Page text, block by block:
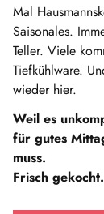
Mal
Saisonales.
Teller. Viele
Tiefkühlware.
wieder hier.
Weil es
für gutes
muss.
Frisch